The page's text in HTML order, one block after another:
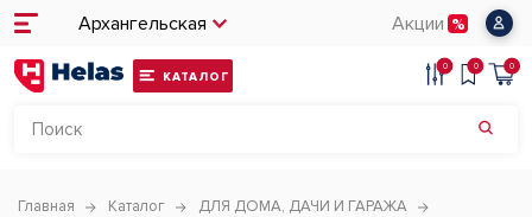
Архангельская Акции
КАТАЛОГ
0 0 0
Главная Каталог
ДЛЯ ДОМА, ДАЧИ И ГАРАЖА